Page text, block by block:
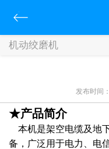
机动绞磨机
发布时间
★产品简介
本机是架空电缆及地
备，广泛用于电力、电